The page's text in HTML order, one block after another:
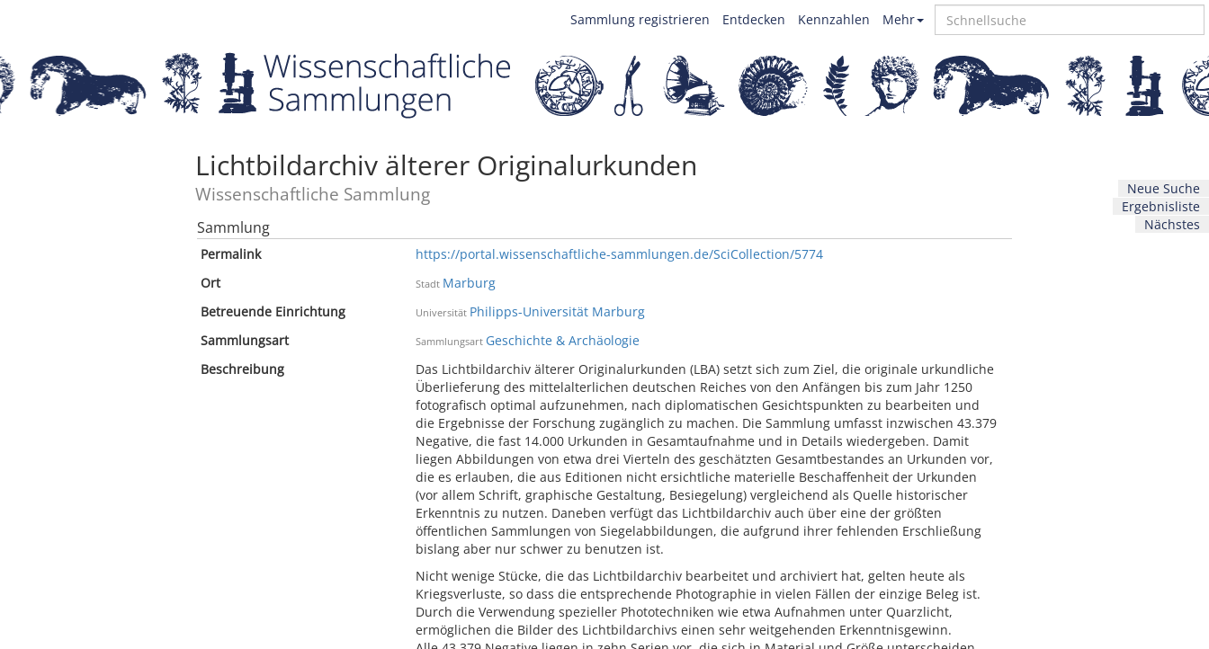
Mehr
Kennzahlen
Entdecken
Sammlung registrieren
Neue Suche
Ergebnisliste
Nächstes
Lichtbildarchiv älterer Originalurkunden
Wissenschaftliche Sammlung
Sammlung
Permalink
https://portal.wissenschaftliche-sammlungen.de/SciCollection/5774
Ort
Stadt Marburg
Betreuende Einrichtung
Universität Philipps-Universität Marburg
Sammlungsart
Sammlungsart Geschichte & Archäologie
Beschreibung
Das Lichtbildarchiv älterer Originalurkunden (LBA) setzt sich zum Ziel, die originale urkundliche
Überlieferung des mittelalterlichen deutschen Reiches von den Anfängen bis zum Jahr 1250
fotografisch optimal aufzunehmen, nach diplomatischen Gesichtspunkten zu bearbeiten und
die Ergebnisse der Forschung zugänglich zu machen. Die Sammlung umfasst inzwischen 43.379
Negative, die fast 14.000 Urkunden in Gesamtaufnahme und in Details wiedergeben. Damit
liegen Abbildungen von etwa drei Vierteln des geschätzten Gesamtbestandes an Urkunden vor,
die es erlauben, die aus Editionen nicht ersichtliche materielle Beschaffenheit der Urkunden
(vor allem Schrift, graphische Gestaltung, Besiegelung) vergleichend als Quelle historischer
Erkenntnis zu nutzen. Daneben verfügt das Lichtbildarchiv auch über eine der größten
öffentlichen Sammlungen von Siegelabbildungen, die aufgrund ihrer fehlenden Erschließung
bislang aber nur schwer zu benutzen ist.
Nicht wenige Stücke, die das Lichtbildarchiv bearbeitet und archiviert hat, gelten heute als
Kriegsverluste, so dass die entsprechende Photographie in vielen Fällen der einzige Beleg ist.
Durch die Verwendung spezieller Phototechniken wie etwa Aufnahmen unter Quarzlicht,
ermöglichen die Bilder des Lichtbildarchivs einen sehr weitgehenden Erkenntnisgewinn.